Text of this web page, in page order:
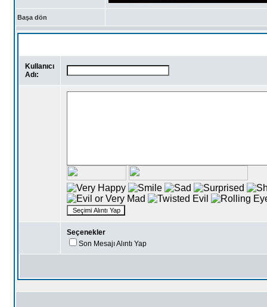
Başa dön
Kullanıcı
Adı:
Seçenekler
Son Mesajı Alıntı Yap